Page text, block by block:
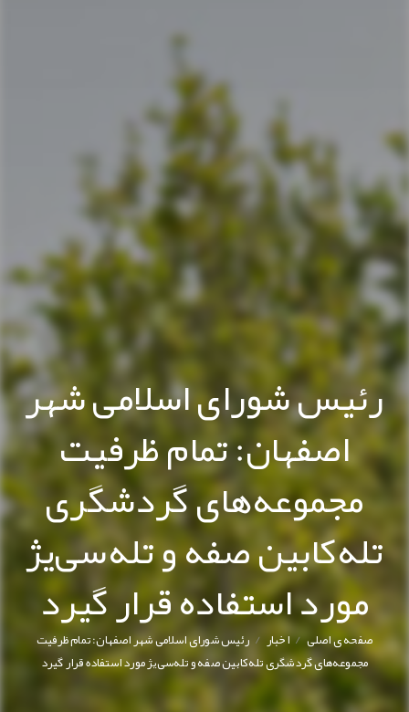
رئیس شورای اسلامی شهر
اصفهان: تمام ظرفیت
مجموعه‌های گردشگری
تله‌کابین صفه و تله‌سی‌یژ
مورد استفاده قرار گیرد
صفحه ی اصلی/اخبار/ رئیس شورای اسلامی شهر اصفهان: تمام ظرفیت
مجموعه‌های گردشگری تله‌کابین صفه و تله‌سی‌یژ مورد استفاده قرار گیرد